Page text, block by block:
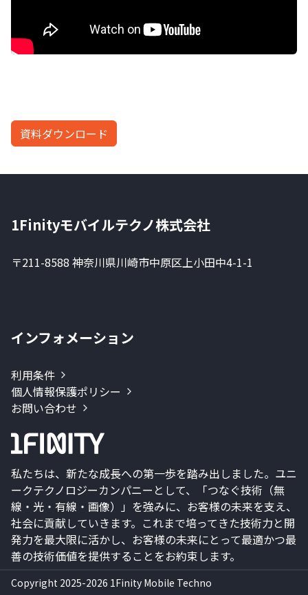
資料ダウンロード
1Finityモバイルテクノ株式会社
〒211-8588 神奈川県川崎市中原区上小田中4-1-1
インフォメーション
利用条件
個人情報保護ポリシー
お問い合わせ
私たちは、新たな成長への第一歩を踏み出しました。ユニ
ークテクノロジーカンパニーとして、「つなぐ技術（無
線・光・有線・画像）」を強みに、お客様の未来を支え、
社会に貢献していきます。これまで培ってきた技術力と開
発力を最大限に活かし、お客様の未来にとって最適かつ最
善の技術価値を提供することをお約束します。
Copyright 2025-2026 1Finity Mobile Techno